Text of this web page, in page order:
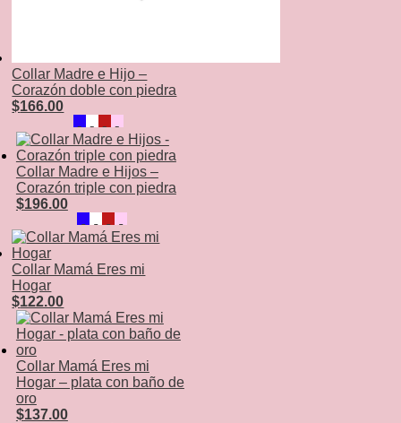
Collar Madre e Hijo –
Corazón doble con piedra
$166.00
Collar Madre e Hijos –
Corazón triple con piedra
$196.00
Collar Mamá Eres mi
Hogar
$122.00
Collar Mamá Eres mi
Hogar – plata con baño de
oro
$137.00